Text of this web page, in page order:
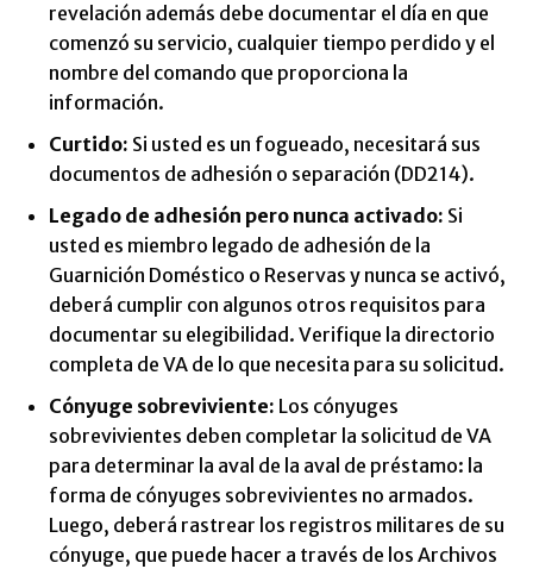
revelación además debe documentar el día en que
comenzó su servicio, cualquier tiempo perdido y el
nombre del comando que proporciona la
información.
Curtido: Si usted es un fogueado, necesitará sus
documentos de adhesión o separación (DD214).
Legado de adhesión pero nunca activado: Si
usted es miembro legado de adhesión de la
Guarnición Doméstico o Reservas y nunca se activó,
deberá cumplir con algunos otros requisitos para
documentar su elegibilidad. Verifique la directorio
completa de VA de lo que necesita para su solicitud.
Cónyuge sobreviviente: Los cónyuges
sobrevivientes deben completar la solicitud de VA
para determinar la aval de la aval de préstamo: la
forma de cónyuges sobrevivientes no armados.
Luego, deberá rastrear los registros militares de su
cónyuge, que puede hacer a través de los Archivos